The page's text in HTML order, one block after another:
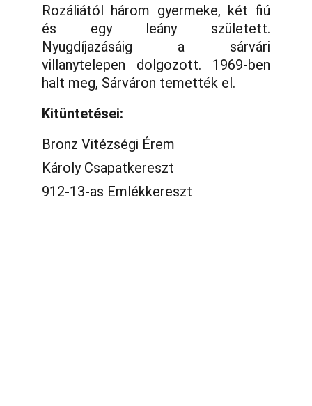
Rozáliától három gyermeke, két fiú
és egy leány született.
Nyugdíjazásáig a sárvári
villanytelepen dolgozott. 1969-ben
halt meg, Sárváron temették el.
Kitüntetései:
Bronz Vitézségi Érem
Károly Csapatkereszt
912-13-as Emlékkereszt